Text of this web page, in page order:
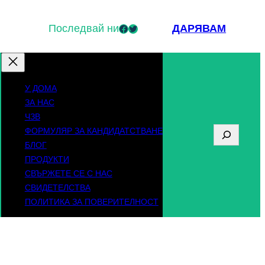
Последвай ниFacebook Twitter ДАРЯВАМ
У ДОМА
ЗА НАС
ЧЗВ
ФОРМУЛЯР ЗА КАНДИДАТСТВАНЕ
БЛОГ
ПРОДУКТИ
СВЪРЖЕТЕ СЕ С НАС
СВИДЕТЕЛСТВА
ПОЛИТИКА ЗА ПОВЕРИТЕЛНОСТ
е